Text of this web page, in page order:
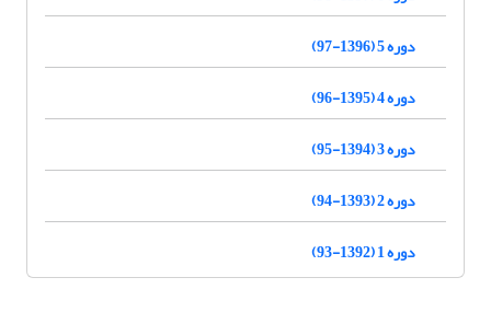
دوره 5 (1396-97)
دوره 4 (1395-96)
دوره 3 (1394-95)
دوره 2 (1393-94)
دوره 1 (1392-93)